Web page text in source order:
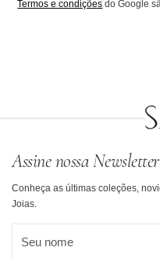
Termos e condições do Google
Assine nossa
Conheça as últimas coleções,
Joias.
Seu nome